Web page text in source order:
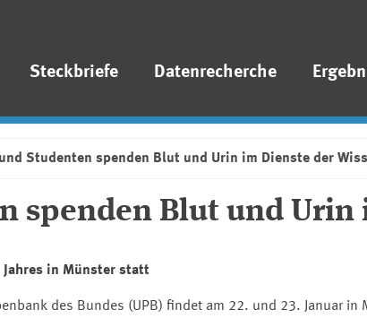
Steckbriefe Datenrecherche
Studenten spenden Blut und Urin im Dienste der
spenden Blut und Urin
Jahres in Münster statt
des Bundes (UPB) findet am 22. und 23. Januar in